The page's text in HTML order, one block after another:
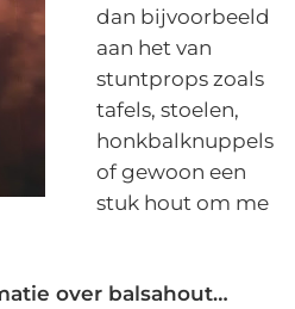
dan bijvoorbeeld
aan het van
stuntprops zoals
tafels, stoelen,
honkbalknuppels
of gewoon een
stuk hout om me
over balsahout…